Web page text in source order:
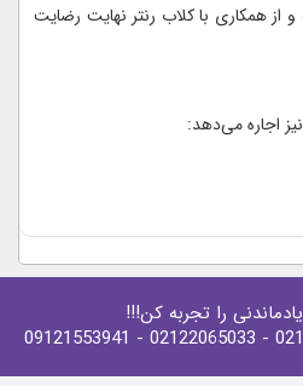
و از همکاری با کلاب رنتر نهایت رضایت
اجاره می‌دهد:
را تجربه کن!!!
- 02122065033
- 09121553941